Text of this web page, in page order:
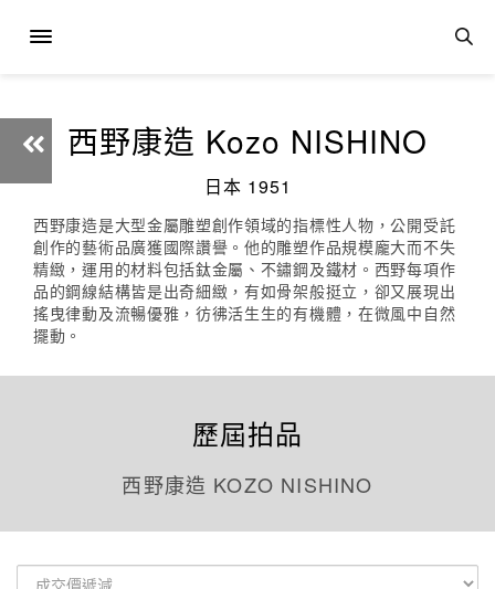
西野康造 Kozo NISHINO
日本 1951
西野康造是大型金屬雕塑創作領域的指標性人物，公開受託
創作的藝術品廣獲國際讚譽。他的雕塑作品規模龐大而不失
精緻，運用的材料包括鈦金屬、不鏽鋼及鐵材。西野每項作
品的鋼線結構皆是出奇細緻，有如骨架般挺立，卻又展現出
搖曳律動及流暢優雅，彷彿活生生的有機體，在微風中自然
擺動。
歷屆拍品
西野康造 KOZO NISHINO